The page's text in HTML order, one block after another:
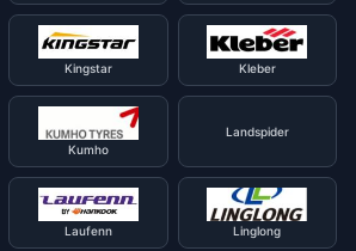
Kingstar
Kleber
Kumho
Landspider
Laufenn
Linglong